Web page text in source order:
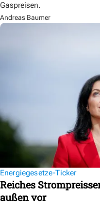
Gaspreisen.
Andreas Baumer
Energiegesetze-Ticker
Reiches
außen vor